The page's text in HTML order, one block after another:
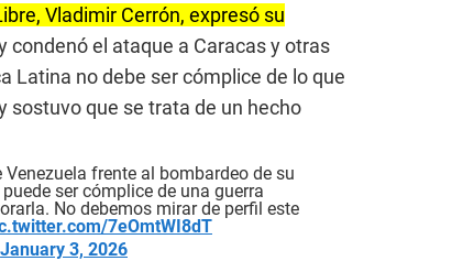
Vladimir Cerrón, expresó su
condenó el ataque a Caracas y otras
Latina no debe ser cómplice de lo que
sostuvo que se trata de un hecho
frente al bombardeo de su
ser cómplice de una guerra
No debemos mirar de perfil este
7eOmtWI8dT
January 3, 2026